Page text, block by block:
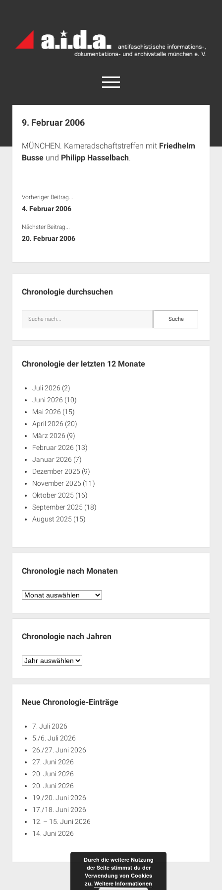
Archiv
München
open
menu
facebook
rss info@aida-archiv.de
Aktuelles
Antifaschistische Termine in München
Bibliothek
9. Februar 2006
MÜNCHEN. Kameradschaftstreffen mit Friedhelm
Busseund Philipp Hasselbach.
Vorheriger Beitrag...
4. Februar 2006
Nächster Beitrag...
20. Februar 2006
Chronologie durchsuchen
Suche
Chronologie der letzten 12 Monate
Juli 2026 (2)
Juni 2026 (10)
Mai 2026 (15)
April 2026 (20)
März 2026 (9)
Februar 2026 (13)
Januar 2026 (7)
Dezember 2025 (9)
November 2025 (11)
Oktober 2025 (16)
September 2025 (18)
August 2025 (15)
Chronologie nach Monaten
Chronologie
Monaten
Chronologie nach Jahren
Chronologie
Jahren
Neue Chronologie-Einträge
7. Juli 2026
5./6. Juli 2026
26./27. Juni 2026
27. Juni 2026
20. Juni 2026
20. Juni 2026
19./20. Juni 2026
17./18. Juni 2026
12. – 15. Juni 2026
14. Juni 2026
Durch die weitere Nutzung
der Seite stimmst du der
Verwendung von Cookies
zu. Weitere Informationen